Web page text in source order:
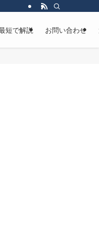
短で解説 お問い合わせ